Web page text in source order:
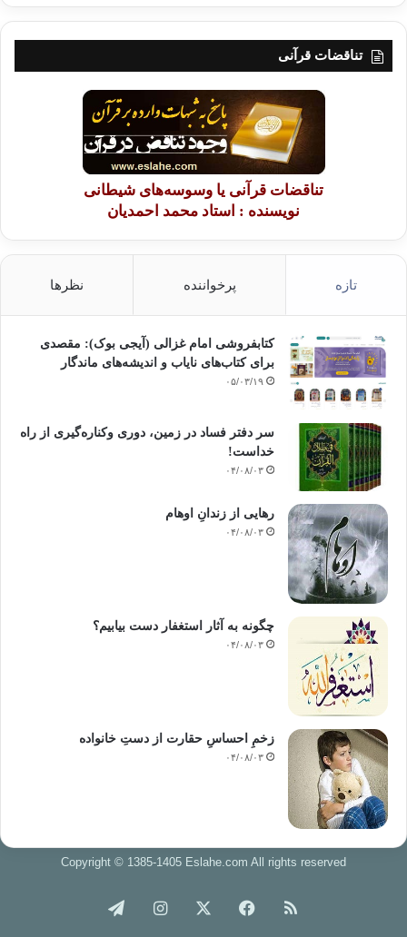
تناقضات قرآنی
تناقضات قرآنی یا وسوسه‌های شیطانی
نویسنده : استاد محمد احمدیان
تازه پرخواننده نظرها
کتابفروشی امام غزالی (آیجی بوک): مقصدی
برای کتاب‌های نایاب و اندیشه‌های ماندگار
۰۵/۰۳/۱۹
سر دفتر فساد در زمین‌، دوری وکناره‌گیری از راه
خداست‌!
۰۴/۰۸/۰۳
رهایی از زندانِ اوهام
۰۴/۰۸/۰۳
چگونه به آثار استغفار دست بیابیم؟
۰۴/۰۸/۰۳
زخمِ احساسِ حقارت از دستِ خانواده
۰۴/۰۸/۰۳
Copyright © 1385-1405 Eslahe.com All rights reserved
خوراک فیس اینستاگرام